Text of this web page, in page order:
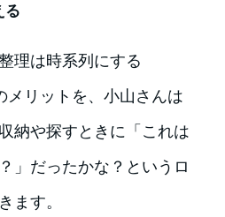
る
理は時系列にする
リットを、小山さんは
納や探すときに「これは
」だったかな？というロ
ます。